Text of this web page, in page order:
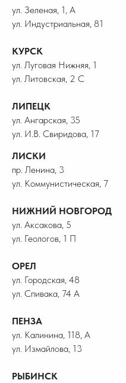
ул. Зеленая, 1, А
ул. Индустриальная, 81
КУРСК
ул. Луговая Нижняя, 1
ул. Литовская, 2 С
ЛИПЕЦК
ул. Ангарская, 35
ул. И.В. Свиридова, 17
ЛИСКИ
пр. Ленина, 3
ул. Коммунистическая, 7
НИЖНИЙ НОВГОРОД
ул. Аксакова, 5
ул. Геологов, 1 П
ОРЕЛ
ул. Городская, 48
ул. Спивака, 74 А
ПЕНЗА
ул. Калинина, 118, А
ул. Измайлова, 13
РЫБИНСК